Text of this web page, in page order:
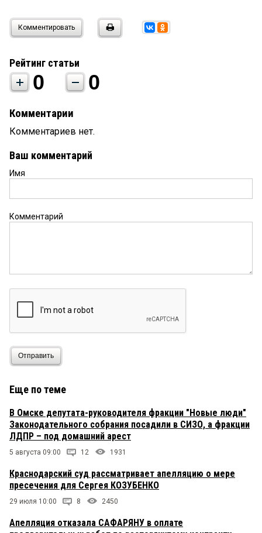
Комментировать
Рейтинг статьи
0 0
Комментарии
Комментариев нет.
Ваш комментарий
Имя
Комментарий
Отправить
Еще по теме
В Омске депутата-руководителя фракции "Новые люди"
Законодательного собрания посадили в СИЗО, а фракции
ЛДПР – под домашний арест
5 августа 09:00 12 1931
Краснодарский суд рассматривает апелляцию о мере
пресечения для Сергея КОЗУБЕНКО
29 июля 10:00 8 2450
Апелляция отказала САФАРЯНУ в оплате